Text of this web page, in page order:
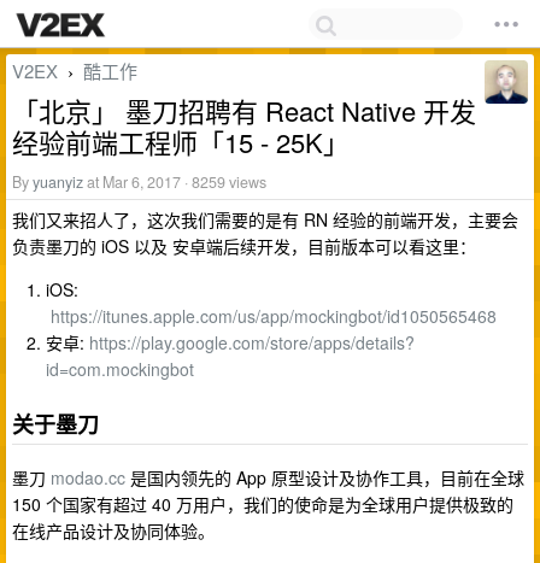
V2EX › 酷工作
「北京」 墨刀招聘有 React Native 开发
经验前端工程师「15 - 25K」
Byyuanyizat Mar 6, 2017 · 8259 views
我们又来招人了，这次我们需要的是有 RN 经验的前端开发，主要会
负责墨刀的 iOS 以及 安卓端后续开发，目前版本可以看这里：
iOS:
https://itunes.apple.com/us/app/mockingbot/id1050565468
安卓: https://play.google.com/store/apps/details?
id=com.mockingbot
关于墨刀
墨刀 modao.cc 是国内领先的 App 原型设计及协作工具，目前在全球
150 个国家有超过 40 万用户，我们的使命是为全球用户提供极致的
在线产品设计及协同体验。